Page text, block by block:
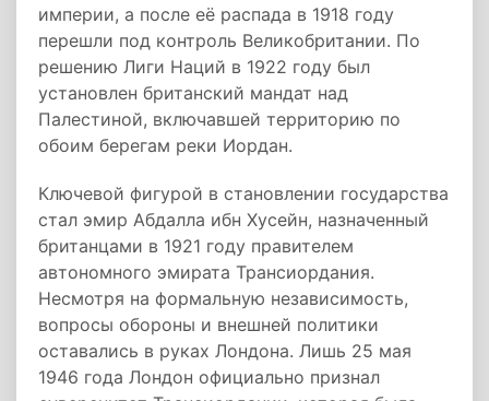
империи, а после её распада в 1918 году
перешли под контроль Великобритании. По
решению Лиги Наций в 1922 году был
установлен британский мандат над
Палестиной, включавшей территорию по
обоим берегам реки Иордан.
Ключевой фигурой в становлении государства
стал эмир Абдалла ибн Хусейн, назначенный
британцами в 1921 году правителем
автономного эмирата Трансиордания.
Несмотря на формальную независимость,
вопросы обороны и внешней политики
оставались в руках Лондона. Лишь 25 мая
1946 года Лондон официально признал